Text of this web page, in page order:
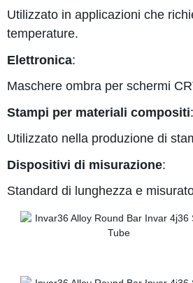
Utilizzato in applicazioni che
temperature.
Elettronica:
Maschere ombra per schermi
Stampi per materiali compositi:
Utilizzato nella produzione di
Dispositivi di misurazione:
Standard di lunghezza e